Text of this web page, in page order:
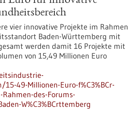
vier innovative Projekte im Rahmen
Baden-Württemberg mit
werden damit 16 Projekte mit
von 15,49 Millionen Euro
49-Millionen-Euro-f%C3%BCr-
des-Forums-
W%C3%BCrttemberg